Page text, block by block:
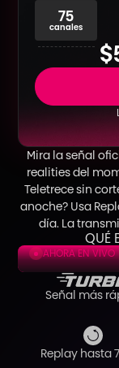
75
canales
Mira la señal
realities del
Teletrece sin
anoche? Usa
día. La
QUÉ
AHORA EN VIVO
Señal más
Replay hasta